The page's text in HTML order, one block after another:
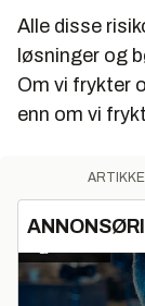
Alle disse
løsninger og
Om vi frykter
enn om vi